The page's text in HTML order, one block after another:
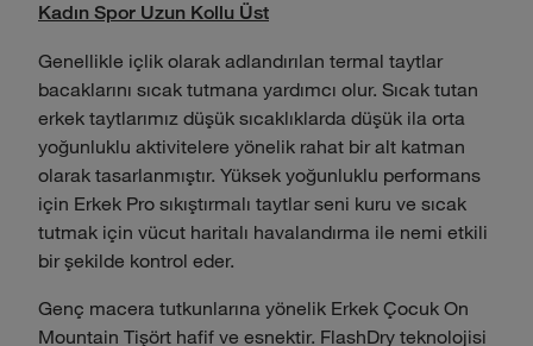
Kadın Spor Uzun Kollu Üst
Genellikle içlik olarak adlandırılan termal taytlar
bacaklarını sıcak tutmana yardımcı olur. Sıcak tutan
erkek taytlarımız düşük sıcaklıklarda düşük ila orta
yoğunluklu aktivitelere yönelik rahat bir alt katman
olarak tasarlanmıştır. Yüksek yoğunluklu performans
için Erkek Pro sıkıştırmalı taytlar seni kuru ve sıcak
tutmak için vücut haritalı havalandırma ile nemi etkili
bir şekilde kontrol eder.
Genç macera tutkunlarına yönelik Erkek Çocuk On
Mountain Tişört hafif ve esnektir. FlashDry teknolojisi